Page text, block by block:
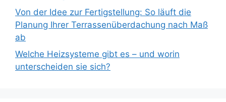
Von der Idee zur Fertigstellung: So läuft die
Planung Ihrer Terrassenüberdachung nach Maß
ab
Welche Heizsysteme gibt es – und worin
unterscheiden sie sich?